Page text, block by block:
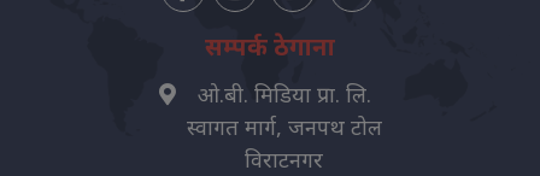
सम्पर्क ठेगाना
ओ.बी. मिडिया प्रा. लि.
स्वागत मार्ग, जनपथ टोल
विराटनगर